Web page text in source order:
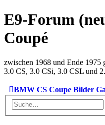
E9-Forum
Coupé
zwischen 1968 und Ende
3.0 CS, 3.0 CSi, 3.0 CSL und
BMW CS Coupe Bilder